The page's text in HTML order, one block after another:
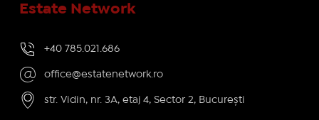
Estate Network
+40 785.021.686
office@estatenetwork.ro
str. Vidin, nr. 3A, etaj 4, Sector 2, București